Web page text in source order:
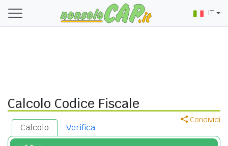
IT
Calcolo Codice Fiscale
Condividi
Calcolo Verifica